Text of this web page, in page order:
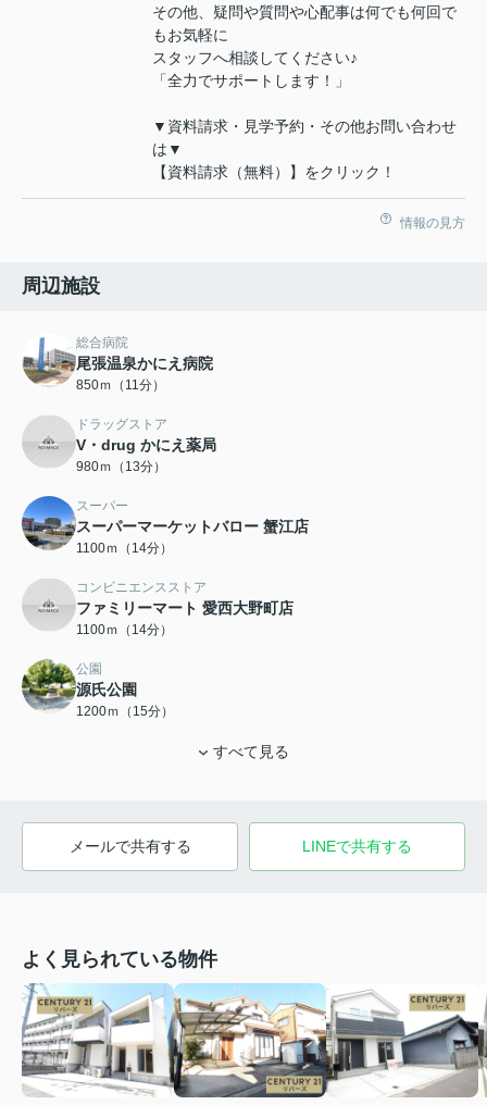
その他、疑問や質問や心配事は何でも何回で
もお気軽に
スタッフへ相談してください♪
「全力でサポートします！」
▼資料請求・見学予約・その他お問い合わせ
は▼
【資料請求（無料）】をクリック！
情報の見方
周辺施設
総合病院
尾張温泉かにえ病院
850ｍ（11分）
ドラッグストア
V・drug かにえ薬局
980ｍ（13分）
スーパー
スーパーマーケットバロー 蟹江店
1100ｍ（14分）
コンビニエンスストア
ファミリーマート 愛西大野町店
1100ｍ（14分）
公園
源氏公園
1200ｍ（15分）
すべて見る
メールで共有する LINEで共有する
よく見られている物件